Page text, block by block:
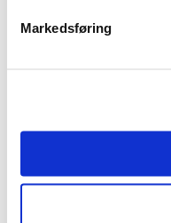
Markedsføring